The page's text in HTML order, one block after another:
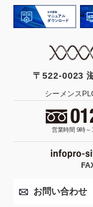
〒522-0023
シーメンス
営業時間 9時～
お問い合わせ